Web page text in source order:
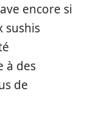
encore si
sushis
à des
de